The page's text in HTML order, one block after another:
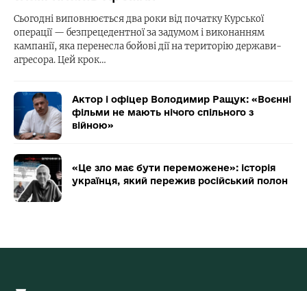
Сьогодні виповнюється два роки від початку Курської
операції — безпрецедентної за задумом і виконанням
кампанії, яка перенесла бойові дії на територію держави-
агресора. Цей крок…
Актор і офіцер Володимир Ращук: «Воєнні
фільми не мають нічого спільного з
війною»
«Це зло має бути переможене»: історія
українця, який пережив російський полон